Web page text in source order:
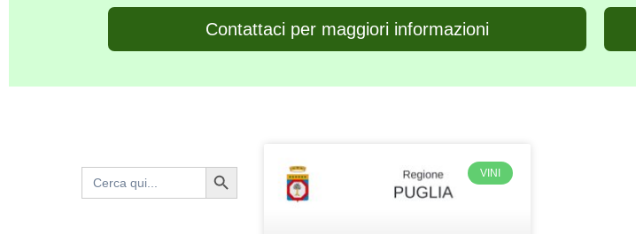
Contattaci per maggiori informazioni
Search
for:
Search Button VINI